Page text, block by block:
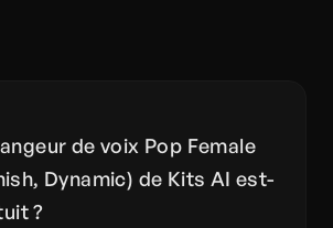
de voix Pop Female
Dynamic) de Kits AI est-
?